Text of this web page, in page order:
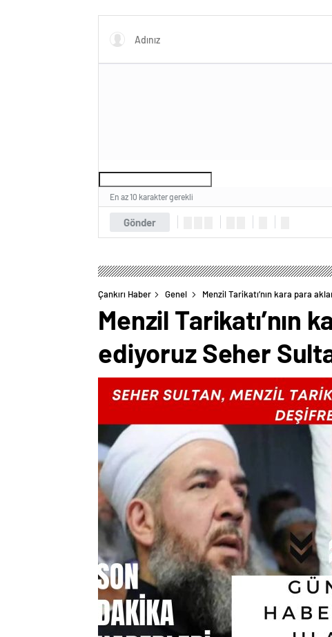
Gönder
En az 10 karakter gerekli
Çankırı Haber Genel Menzil Tarikatı’nın kara para
Menzil Tarikatı’nın
ediyoruz Seher